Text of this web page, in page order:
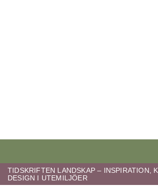
TIDSKRIFTEN LANDSKAP – INSPIRATION,
DESIGN I UTEMILJÖER